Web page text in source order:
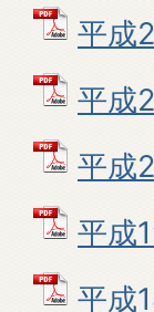
平成
平成
平成
平成
平成